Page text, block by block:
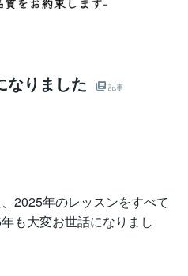
なりました 記事
2025年のレッスンをすべて
も大変お世話になりまし